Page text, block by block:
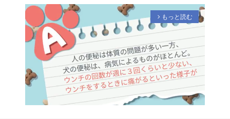
arrow_forward_ios もっと読む